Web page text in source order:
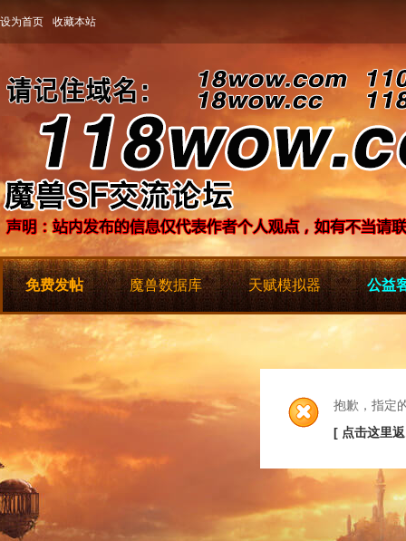
设为首页 收藏本站
免费发帖 魔兽数据库 天赋模拟器 公益
抱歉，指定
[ 点击这里